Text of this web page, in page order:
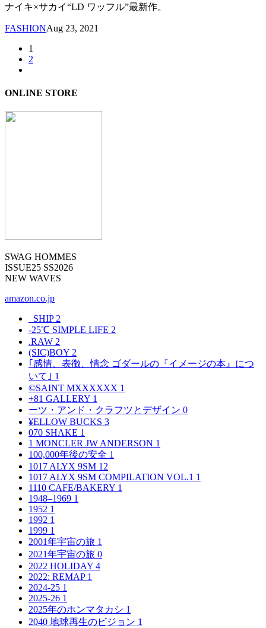
ナイキ×サカイ“LD ワッフル”最新作。
FASHIONAug 23, 2021
1
2
ONLINE STORE
SWAG HOMMES
ISSUE25 SS2026
NEW WAVES
amazon.co.jp
_SHIP2
-25℃ SIMPLE LIFE 2
.RAW 2
(SIC)BOY 2
｢感情、表徴、情念 ゴダールの『イメージの本』につ
いて｣ 1
©SAINT MXXXXXX 1
+81 GALLERY 1
ーツ・アンド・クラフツとデザイン 0
¥ELLOW BUCKS 3
070 SHAKE 1
1 MONCLER JW ANDERSON 1
100,000年後の安全 1
1017 ALYX 9SM 12
1017 ALYX 9SM COMPILATION VOL.1 1
1110 CAFE/BAKERY 1
1948–1969 1
1952 1
1992 1
1999 1
2001年宇宙の旅 1
2021年宇宙の旅 0
2022 HOLIDAY 4
2022: REMAP 1
2024-25 1
2025-26 1
2025年のホンマタカシ 1
2040 地球再生のビジョン 1